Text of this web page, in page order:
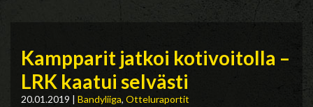
Kampparit jatkoi kotivoitolla –
LRK kaatui selvästi
20.01.2019 | Bandyliiga, Otteluraportit